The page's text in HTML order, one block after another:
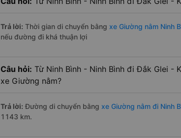
Trả lời: Thời gian di chuyển bằng xe Giường nằm Ninh
nếu đường đi khá thuận lợi
Câu hỏi: Từ Ninh Bình - Ninh Bình đi Đắk Glei -
xe Giường nằm?
Trả lời: Đường di chuyển bằng xe Giường nằm đi Ninh
1143 km.